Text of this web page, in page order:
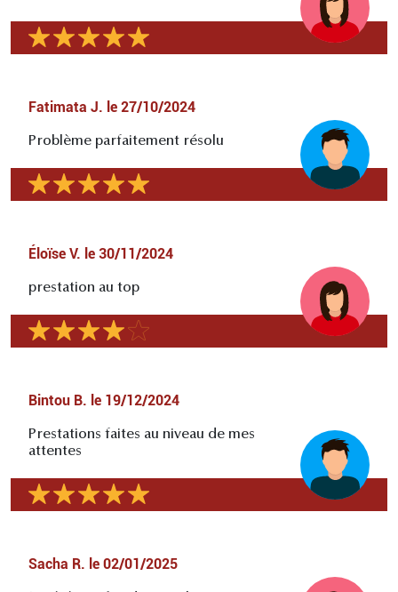
Fatimata J. le 27/10/2024
Problème parfaitement résolu
Éloïse V. le 30/11/2024
prestation au top
Bintou B. le 19/12/2024
Prestations faites au niveau de mes
attentes
Sacha R. le 02/01/2025